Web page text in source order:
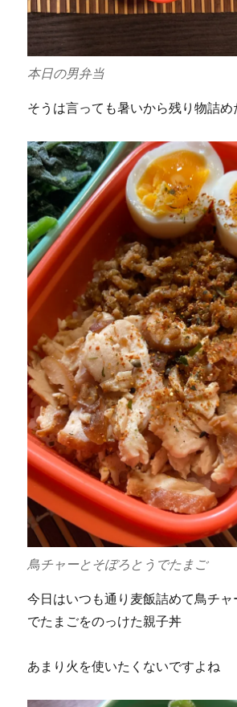
本日の男弁当
そうは言っても暑いから残り物詰
鳥チャーとそぼろとうでたまご
今日はいつも通り麦飯詰めて鳥チャ
でたまごをのっけた親子丼
あまり火を使いたくないですよね